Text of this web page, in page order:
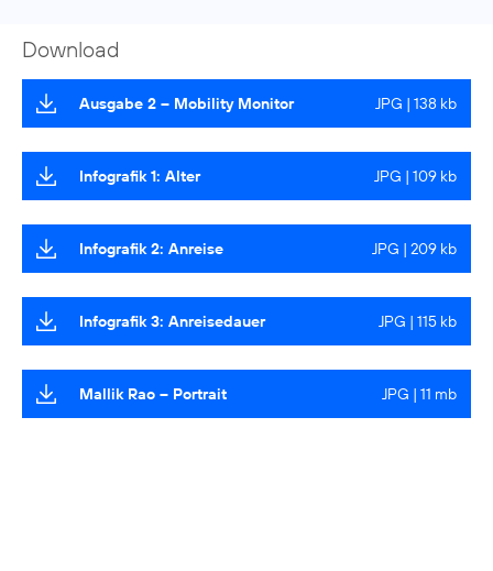
Download
Ausgabe 2 – Mobility Monitor JPG | 138 kb
Infografik 1: Alter JPG | 109 kb
Infografik 2: Anreise JPG | 209 kb
Infografik 3: Anreisedauer JPG | 115 kb
Mallik Rao – Portrait JPG | 11 mb